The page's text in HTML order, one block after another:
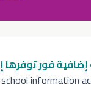
فور توفرها
information